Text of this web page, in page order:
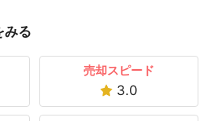
みる
売却スピード
3.0